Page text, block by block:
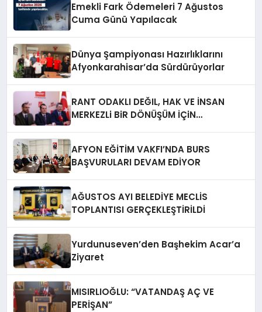
Emekli Fark Ödemeleri 7 Ağustos
Cuma Günü Yapılacak
Dünya Şampiyonası Hazırlıklarını
Afyonkarahisar’da Sürdürüyorlar
RANT ODAKLI DEĞIL, HAK VE İNSAN
MERKEZLi BiR DÖNÜŞÜM İÇiN
AFYON EĞİTİM VAKFI’NDA BURS
BAŞVURULARI DEVAM EDİYOR
AĞUSTOS AYI BELEDİYE MECLİS
TOPLANTISI GERÇEKLEŞTİRİLDİ
Yurdunuseven’den Başhekim Acar’a
Ziyaret
MISIRLIOĞLU: “VATANDAŞ AÇ VE
PERİŞAN”